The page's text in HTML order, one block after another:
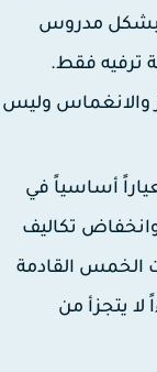
مدروس
فقط.
والانغماس وليس
أساسياً في
تكاليف
القادمة
يتجزأ من